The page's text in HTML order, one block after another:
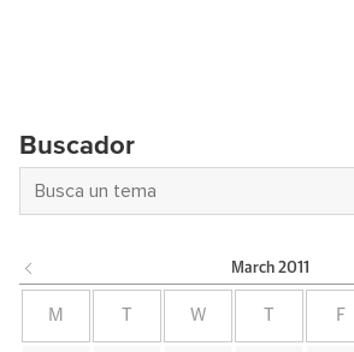
Buscador
March 2011
M W F